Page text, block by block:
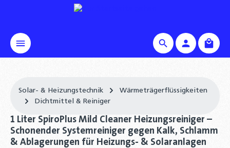
Solar- & Heizungstechnik
Wärmeträgerflüssigkeiten
Dichtmittel & Reiniger
1 Liter SpiroPlus Mild Cleaner Heizungsreiniger –
Schonender Systemreiniger gegen Kalk, Schlamm
& Ablagerungen für Heizungs- & Solaranlagen